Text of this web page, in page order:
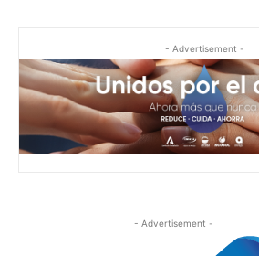
- Advertisement -
- Advertisement -